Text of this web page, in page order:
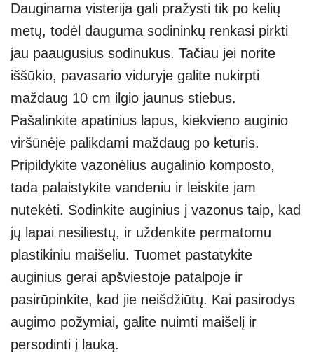
Dauginama visterija gali pražysti tik po kelių
metų, todėl dauguma sodininkų renkasi pirkti
jau paaugusius sodinukus. Tačiau jei norite
iššūkio, pavasario viduryje galite nukirpti
maždaug 10 cm ilgio jaunus stiebus.
Pašalinkite apatinius lapus, kiekvieno auginio
viršūnėje palikdami maždaug po keturis.
Pripildykite vazonėlius augalinio komposto,
tada palaistykite vandeniu ir leiskite jam
nutekėti. Sodinkite auginius į vazonus taip, kad
jų lapai nesiliestų, ir uždenkite permatomu
plastikiniu maišeliu. Tuomet pastatykite
auginius gerai apšviestoje patalpoje ir
pasirūpinkite, kad jie neišdžiūtų. Kai pasirodys
augimo požymiai, galite nuimti maišelį ir
persodinti į lauką.